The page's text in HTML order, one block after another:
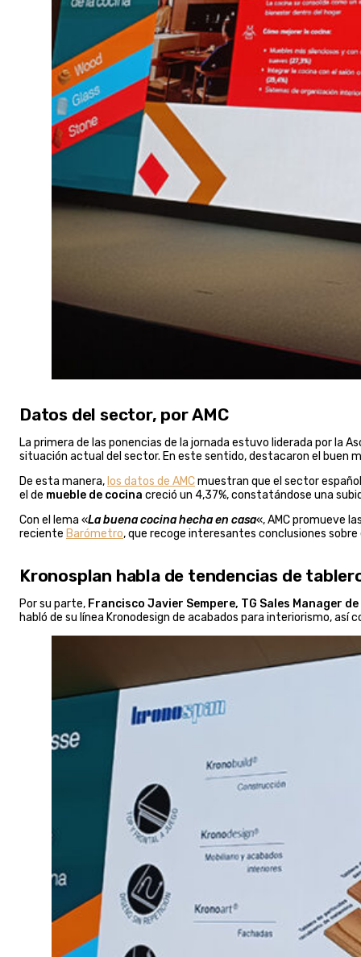
Datos del sector, por AMC
La primera de las ponencias de la jornada estuvo liderada por la
situación actual del sector. En este sentido, destacaron el buen
De esta manera, los datos de AMCmuestran que el sector
el de mueble de cocina creció un 4,37%, constatándose una
Con el lema «La buena cocina hecha en casa«, AMC promueve
reciente Barómetro, que recoge interesantes conclusiones
Kronosplan habla de tendencias de
Por su parte, Francisco Javier Sempere, TG Sales Manager
habló de su línea Kronodesign de acabados para interiorismo,